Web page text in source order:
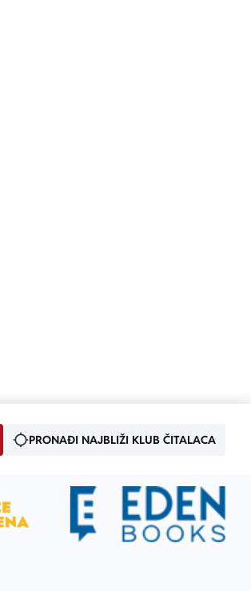
PRONAĐI NAJBLIŽI KLUB ČITALACA